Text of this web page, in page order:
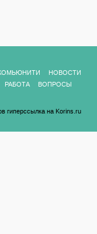
НОВОСТИ
РАБОТА
ВОПРОСЫ
гиперссылка на Korins.ru